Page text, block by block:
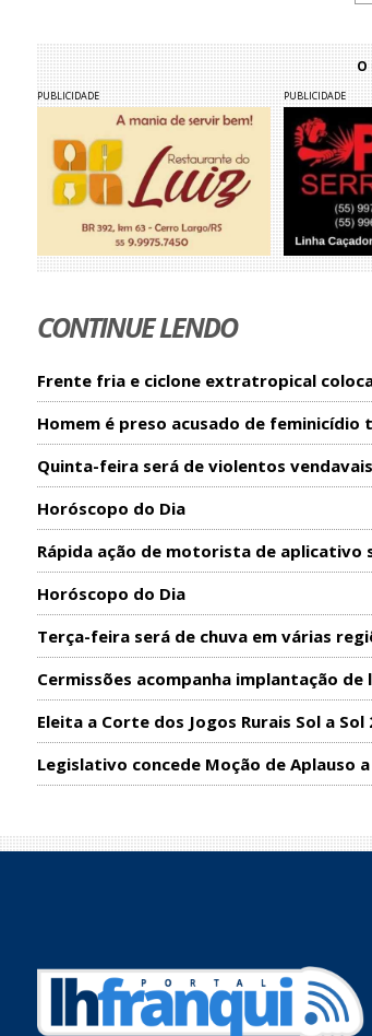
O
PUBLICIDADE PUBLICIDADE
CONTINUE LENDO
Frente fria e ciclone extratropical
Homem é preso acusado de feminicídio
Quinta-feira será de violentos vendavais
Horóscopo do Dia
Rápida ação de motorista de aplicativo
Horóscopo do Dia
Terça-feira será de chuva em várias
Cermissões acompanha implantação
Eleita a Corte dos Jogos Rurais Sol a Sol
Legislativo concede Moção de Aplauso